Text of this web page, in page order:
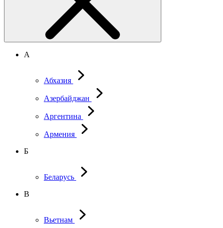
А
Абхазия
Азербайджан
Аргентина
Армения
Б
Беларусь
В
Вьетнам